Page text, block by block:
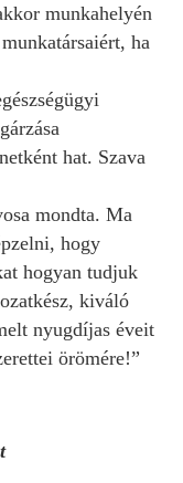
munkahelyén
ha
hat. Szava
mondta. Ma
hogy
hogyan tudjuk
kiváló
nyugdíjas éveit
örömére!”